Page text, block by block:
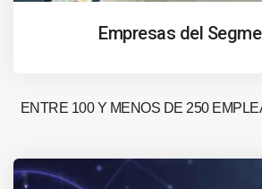
Empresas del
ENTRE 100 Y MENOS DE 250